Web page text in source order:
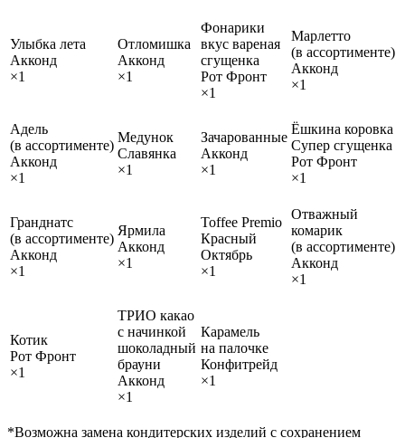
Улыбка лета
Акконд
×1
Отломишка
Акконд
×1
Фонарики
вкус вареная
сгущенка
Рот Фронт
×1
Марлетто
(в ассортименте)
Акконд
×1
Адель
(в ассортименте)
Акконд
×1
Медунок
Славянка
×1
Зачарованные
Акконд
×1
Ёшкина коровка
Супер сгущенка
Рот Фронт
×1
Гранднатс
(в ассортименте)
Акконд
×1
Ярмила
Акконд
×1
Toffee Premio
Красный
Октябрь
×1
Отважный
комарик
(в ассортименте)
Акконд
×1
Котик
Рот Фронт
×1
ТРИО какао
с начинкой
шоколадный
брауни
Акконд
×1
Карамель
на палочке
Конфитрейд
×1
*Возможна замена кондитерских изделий с сохранением